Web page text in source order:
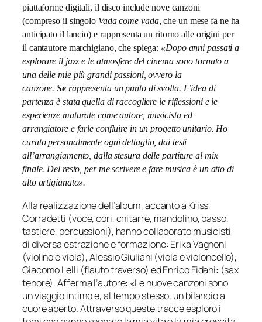
piattaforme digitali, il disco include nove canzoni
(compreso il singolo Vada come vada, che un mese fa ne ha
anticipato il lancio) e rappresenta un ritorno alle origini per
il cantautore marchigiano, che spiega: «Dopo anni passati a
esplorare il jazz e le atmosfere del cinema sono tornato a
una delle mie più grandi passioni, ovvero la
canzone.Serappresenta un punto di svolta. L’idea di
partenza è stata quella di raccogliere le riflessioni e le
esperienze maturate come autore, musicista ed
arrangiatore e farle confluire in un progetto unitario. Ho
curato personalmente ogni dettaglio, dai testi
all’arrangiamento, dalla stesura delle partiture al mix
finale. Del resto, per me scrivere e fare musica è un atto di
alto artigianato».
Alla realizzazione dell’album, accanto a Kriss
Corradetti (voce, cori, chitarre, mandolino, basso,
tastiere, percussioni), hanno collaborato musicisti
di diversa estrazione e formazione: Erika Vagnoni
(violino e viola), Alessio Giuliani (viola e violoncello),
Giacomo Lelli (flauto traverso) ed Enrico Fidani: (sax
tenore). Afferma l’autore: «Le nuove canzoni sono
un viaggio intimo e, al tempo stesso, un bilancio a
cuore aperto. Attraverso queste tracce esploro i